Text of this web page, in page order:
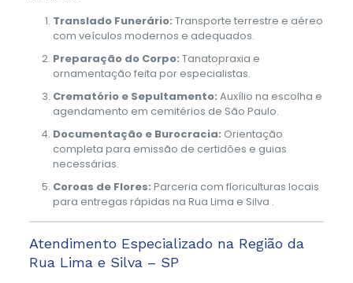
Translado Funerário: Transporte terrestre e aéreo
com veículos modernos e adequados.
Preparação do Corpo: Tanatopraxia e
ornamentação feita por especialistas.
Crematório e Sepultamento: Auxílio na escolha e
agendamento em cemitérios de São Paulo.
Documentação e Burocracia: Orientação
completa para emissão de certidões e guias
necessárias.
Coroas de Flores: Parceria com floriculturas locais
para entregas rápidas na Rua Lima e Silva .
Atendimento Especializado na Região da
Rua Lima e Silva – SP